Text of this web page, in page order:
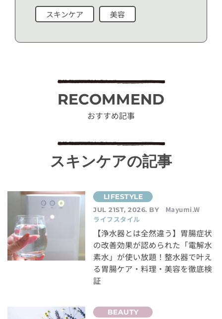
スキンケア 美容
RECOMMEND
おすすめ記事
スキンケアの記事
JUL 21ST, 2026. BY
Mayumi.W
ライフスタイル
【浄水器とは全然違う】胃腸症状
の改善効果が認められた「電解水
素水」が使い放題！整水器で叶え
る胃腸ケア・料理・美容を徹底検
証